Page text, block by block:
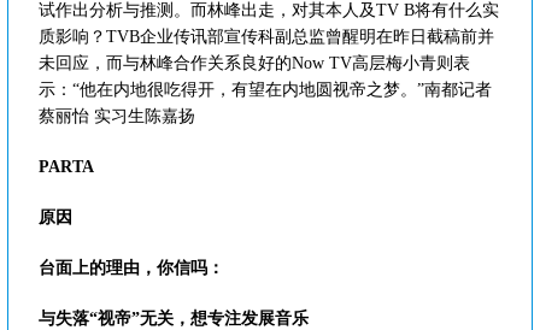
试作出分析与推测。而林峰出走，对其本人及TV B将有什么实
质影响？TVB企业传讯部宣传科副总监曾醒明在昨日截稿前并
未回应，而与林峰合作关系良好的Now TV高层梅小青则表
示：“他在内地很吃得开，有望在内地圆视帝之梦。”南都记者
蔡丽怡 实习生陈嘉扬
PARTA
原因
台面上的理由，你信吗：
与失落“视帝”无关，想专注发展音乐